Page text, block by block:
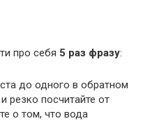
про себя 5 раз фразу:
до одного в обратном
резко посчитайте от
о том, что вода